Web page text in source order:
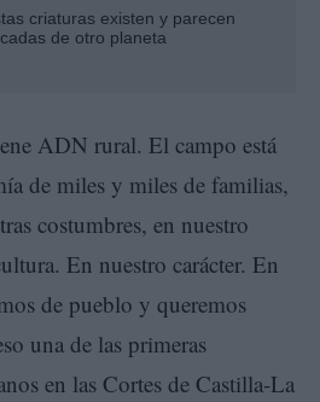
criaturas existen y parecen
de otro planeta
ADN rural. El campo está
de miles y miles de familias,
costumbres, en nuestro
En nuestro carácter. En
de pueblo y queremos
una de las primeras
en las Cortes de Castilla-La